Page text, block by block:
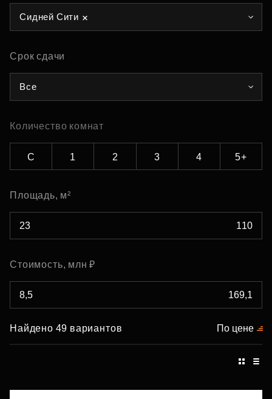
Сидней Сити
Срок сдачи
Все
Количество комнат
С 1 2 3 4 5+
Площадь, м²
Стоимость, млн ₽
Найдено 49 вариантов По цене